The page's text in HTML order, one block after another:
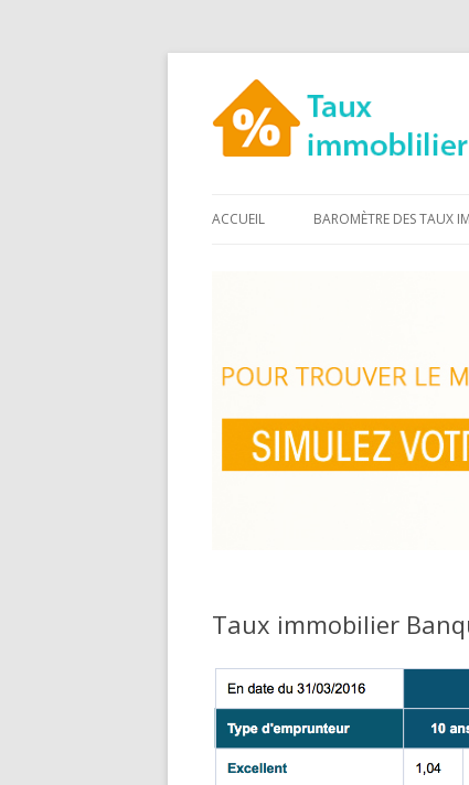
ACCUEIL BAROMÈTRE DES TAUX
Taux immobilier